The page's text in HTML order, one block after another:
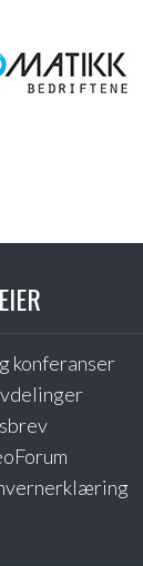
konferanser